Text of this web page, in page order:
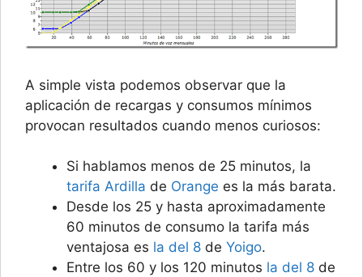
A simple vista podemos observar que la
aplicación de recargas y consumos mínimos
provocan resultados cuando menos curiosos:
Si hablamos menos de 25 minutos, la
tarifa Ardilla de Orange es la más barata.
Desde los 25 y hasta aproximadamente
60 minutos de consumo la tarifa más
ventajosa es la del 8 de Yoigo.
Entre los 60 y los 120 minutos la del 8 de